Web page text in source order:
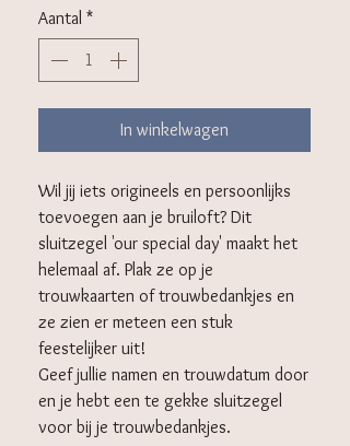
Aantal *
In winkelwagen
Wil jij iets origineels en persoonlijks
toevoegen aan je bruiloft? Dit
sluitzegel 'our special day' maakt het
helemaal af. Plak ze op je
trouwkaarten of trouwbedankjes en
ze zien er meteen een stuk
feestelijker uit!
Geef jullie namen en trouwdatum door
en je hebt een te gekke sluitzegel
voor bij je trouwbedankjes.